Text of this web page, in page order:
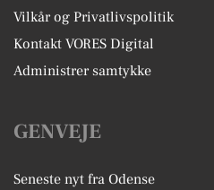
Vilkår og Privatlivspolitik
Kontakt VORES Digital
Administrer samtykke
GENVEJE
Seneste nyt fra Odense